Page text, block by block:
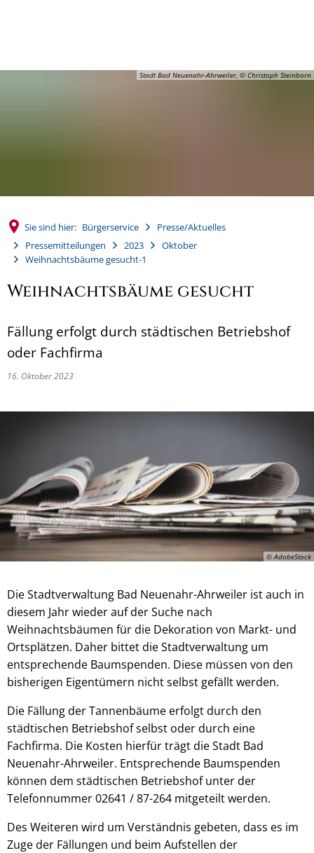
Stadt Bad Neuenahr-Ahrweiler, © Christoph Steinborn
Sie sind hier: Bürgerservice
Presse/Aktuelles
Pressemitteilungen
2023
Oktober
Weihnachtsbäume gesucht-1
Weihnachtsbäume gesucht
Fällung erfolgt durch städtischen Betriebshof
oder Fachfirma
16. Oktober 2023
© AdobeStock
Die Stadtverwaltung Bad Neuenahr-Ahrweiler ist auch in
diesem Jahr wieder auf der Suche nach
Weihnachtsbäumen für die Dekoration von Markt- und
Ortsplätzen. Daher bittet die Stadtverwaltung um
entsprechende Baumspenden. Diese müssen von den
bisherigen Eigentümern nicht selbst gefällt werden.
Die Fällung der Tannenbäume erfolgt durch den
städtischen Betriebshof selbst oder durch eine
Fachfirma. Die Kosten hierfür trägt die Stadt Bad
Neuenahr-Ahrweiler. Entsprechende Baumspenden
können dem städtischen Betriebshof unter der
Telefonnummer 02641 / 87-264 mitgeteilt werden.
Des Weiteren wird um Verständnis gebeten, dass es im
Zuge der Fällungen und beim Aufstellen der